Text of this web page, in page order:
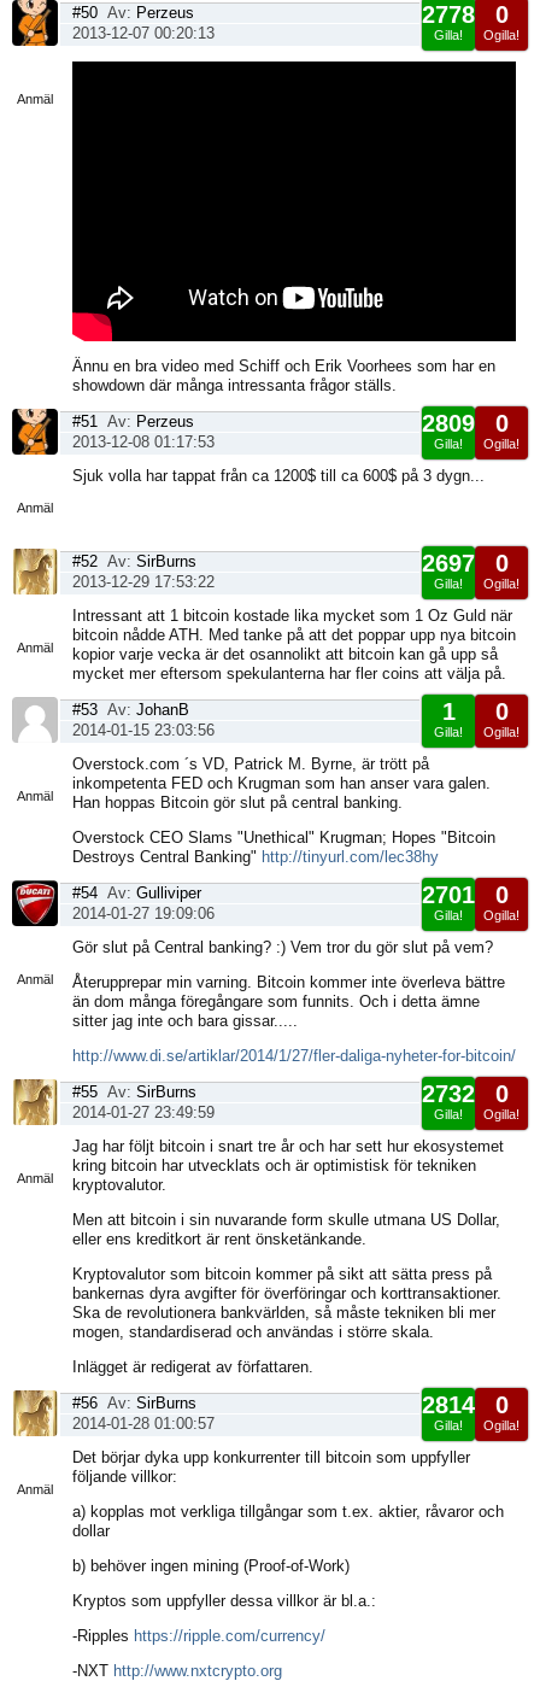
Anmäl
0
Ogilla!
2778
Gilla!
#50 Av: Perzeus
2013-12-07 00:20:13
Ännu en bra video med Schiff och Erik Voorhees som har en
showdown där många intressanta frågor ställs.
Anmäl
0
Ogilla!
2809
Gilla!
#51 Av: Perzeus
2013-12-08 01:17:53
Sjuk volla har tappat från ca 1200$ till ca 600$ på 3 dygn...
Anmäl
0
Ogilla!
2697
Gilla!
#52 Av: SirBurns
2013-12-29 17:53:22
Intressant att 1 bitcoin kostade lika mycket som 1 Oz Guld när
bitcoin nådde ATH. Med tanke på att det poppar upp nya bitcoin
kopior varje vecka är det osannolikt att bitcoin kan gå upp så
mycket mer eftersom spekulanterna har fler coins att välja på.
Anmäl
0
Ogilla!
1
Gilla!
#53 Av: JohanB
2014-01-15 23:03:56
Overstock.com ´s VD, Patrick M. Byrne, är trött på
inkompetenta FED och Krugman som han anser vara galen.
Han hoppas Bitcoin gör slut på central banking.
Overstock CEO Slams "Unethical" Krugman; Hopes "Bitcoin
Destroys Central Banking" http://tinyurl.com/lec38hy
Anmäl
0
Ogilla!
2701
Gilla!
#54 Av: Gulliviper
2014-01-27 19:09:06
Gör slut på Central banking? :) Vem tror du gör slut på vem?
Återupprepar min varning. Bitcoin kommer inte överleva bättre
än dom många föregångare som funnits. Och i detta ämne
sitter jag inte och bara gissar.....
http://www.di.se/artiklar/2014/1/27/fler-daliga-nyheter-for-bitcoin/
Anmäl
0
Ogilla!
2732
Gilla!
#55 Av: SirBurns
2014-01-27 23:49:59
Jag har följt bitcoin i snart tre år och har sett hur ekosystemet
kring bitcoin har utvecklats och är optimistisk för tekniken
kryptovalutor.
Men att bitcoin i sin nuvarande form skulle utmana US Dollar,
eller ens kreditkort är rent önsketänkande.
Kryptovalutor som bitcoin kommer på sikt att sätta press på
bankernas dyra avgifter för överföringar och korttransaktioner.
Ska de revolutionera bankvärlden, så måste tekniken bli mer
mogen, standardiserad och användas i större skala.
Inlägget är redigerat av författaren.
Anmäl
0
Ogilla!
2814
Gilla!
#56 Av: SirBurns
2014-01-28 01:00:57
Det börjar dyka upp konkurrenter till bitcoin som uppfyller
följande villkor:
a) kopplas mot verkliga tillgångar som t.ex. aktier, råvaror och
dollar
b) behöver ingen mining (Proof-of-Work)
Kryptos som uppfyller dessa villkor är bl.a.:
-Ripples https://ripple.com/currency/
-NXT http://www.nxtcrypto.org